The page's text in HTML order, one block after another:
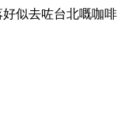
似去咗台北嘅咖啡